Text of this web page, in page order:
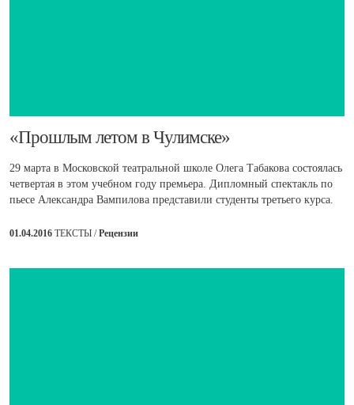
​«Прошлым летом в Чулимске»
29 марта в Московской театральной школе Олега Табакова состоялась
четвертая в этом учебном году премьера. Дипломный спектакль по
пьесе Александра Вампилова представили студенты третьего курса.
01.04.2016 ТЕКСТЫ /Рецензии